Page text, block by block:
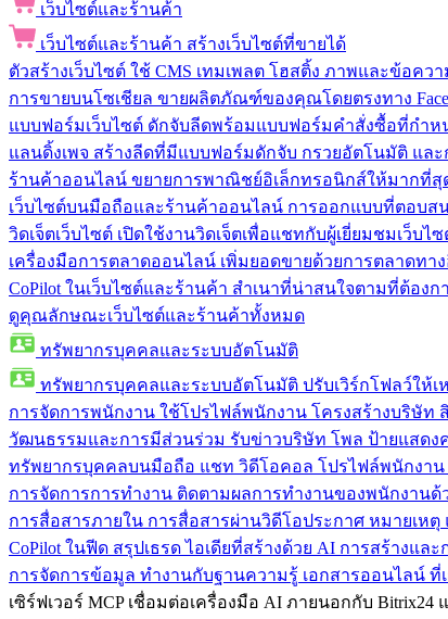
เว็บไซต์และร้านค้า
เว็บไซต์และร้านค้า สร้างเว็บไซต์ที่ขายได้
ตัวสร้างเว็บไซต์ ใช้ CMS เทมเพลต โฮสติ้ง ภาพและข้อคว
การขายบนโซเชียล ขายผลิตภัณฑ์ของคุณโดยตรงทาง
แบบฟอร์มเว็บไซต์ ดักจับลีดพร้อมแบบฟอร์มคำสั่งซื้อที่กำห
แลนดิ้งเพจ สร้างลีดที่มีแบบฟอร์มดักจับ กรวยอัตโนมัติ และ
ร้านค้าออนไลน์ ขยายการพาณิชย์อิเล็กทรอนิกส์ให้มากที่สุ
เว็บไซต์บนมือถือและร้านค้าออนไลน์ การออกแบบที่ตอบส
วิดเจ็ตเว็บไซต์ เปิดใช้งานวิดเจ็ตเพื่อแชทกับผู้เยี่ยมชมเว็บ
เครื่องมือการตลาดออนไลน์ เพิ่มยอดขายด้วยการตลาดทาง
CoPilot ในเว็บไซต์และร้านค้า สำเนาที่น่าสนใจตามที่ต้องก
ดูคุณลักษณะเว็บไซต์และร้านค้าทั้งหมด
ทรัพยากรบุคคลและระบบอัตโนมัติ
ทรัพยากรบุคคลและระบบอัตโนมัติ ปรับเวิร์กโฟลว์ให้
การจัดการพนักงาน ใช้โปรไฟล์พนักงาน โครงสร้างบริษัท สิ
วัฒนธรรมและการมีส่วนร่วม รับข่าวบริษัท โพล ป้ายแสด
ทรัพยากรบุคคลบนมือถือ แชท วิดีโอคอล โปรไฟล์พนักงาน
การจัดการการทำงาน ติดตามผลการทำงานของพนักงานด้
การสื่อสารภายใน การสื่อสารผ่านวิดีโอประกาศ หมายเห
CoPilot ในฟีด สรุปเธรด ไอเดียที่สร้างด้วย AI การสร้างแ
การจัดการข้อมูล ทำงานกับฐานความรู้ เอกสารออนไลน์ ที่
เซิร์ฟเวอร์ MCP เชื่อมต่อเครื่องมือ AI ภายนอกกับ